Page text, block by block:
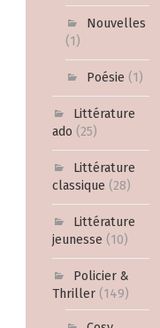
Nouvelles
(1)
Poésie (1)
Littérature
ado (25)
Littérature
classique (28)
Littérature
jeunesse (10)
Policier &
Thriller (149)